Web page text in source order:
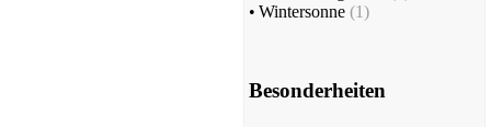
• Wintersonne (1)
Besonderheiten